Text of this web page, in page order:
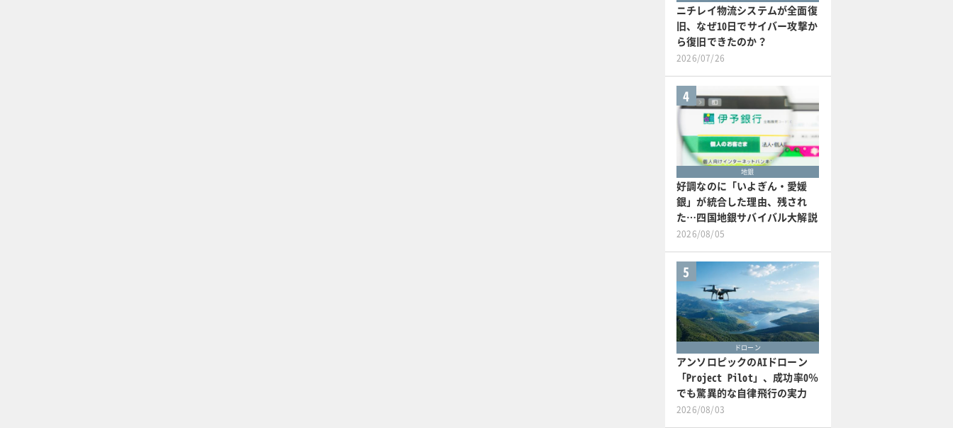
ニチレイ物流システムが全面復
旧、なぜ10日でサイバー攻撃か
ら復旧できたのか？
2026/07/26
4
地銀
好調なのに「いよぎん・愛媛
銀」が統合した理由、残され
た…四国地銀サバイバル大解説
2026/08/05
5
ドローン
アンソロピックのAIドローン
「Project Pilot」、成功率0％
でも驚異的な自律飛行の実力
2026/08/03